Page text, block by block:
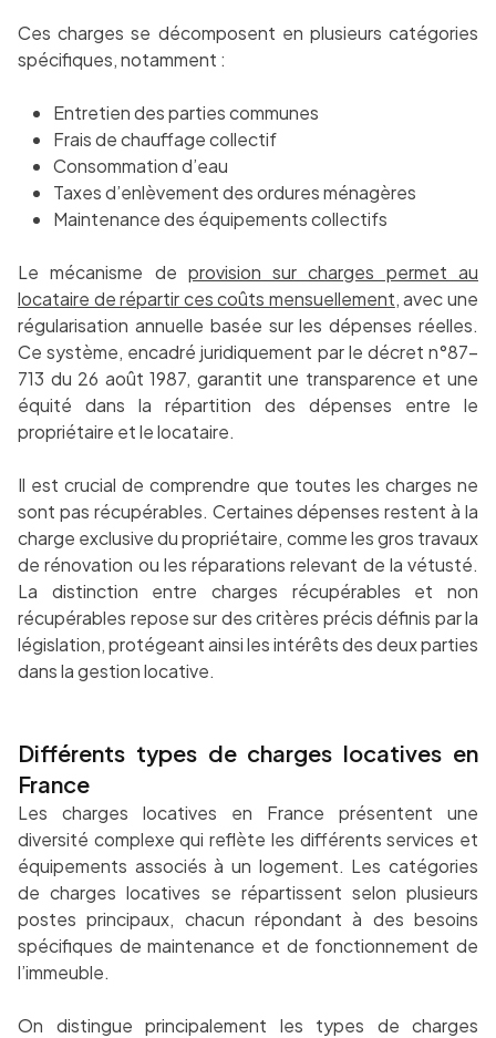
Ces charges se décomposent en plusieurs catégories
spécifiques, notamment :
Entretien des parties communes
Frais de chauffage collectif
Consommation d’eau
Taxes d’enlèvement des ordures ménagères
Maintenance des équipements collectifs
Le mécanisme de provision sur charges permet au
locataire de répartir ces coûts mensuellement, avec une
régularisation annuelle basée sur les dépenses réelles.
Ce système, encadré juridiquement par le décret n°87-
713 du 26 août 1987, garantit une transparence et une
équité dans la répartition des dépenses entre le
propriétaire et le locataire.
Il est crucial de comprendre que toutes les charges ne
sont pas récupérables. Certaines dépenses restent à la
charge exclusive du propriétaire, comme les gros travaux
de rénovation ou les réparations relevant de la vétusté.
La distinction entre charges récupérables et non
récupérables repose sur des critères précis définis par la
législation, protégeant ainsi les intérêts des deux parties
dans la gestion locative.
Différents types de charges locatives en
France
Les charges locatives en France présentent une
diversité complexe qui reflète les différents services et
équipements associés à un logement. Les catégories
de charges locatives se répartissent selon plusieurs
postes principaux, chacun répondant à des besoins
spécifiques de maintenance et de fonctionnement de
l’immeuble.
On distingue principalement les types de charges